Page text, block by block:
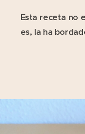
Esta receta no
es, la ha